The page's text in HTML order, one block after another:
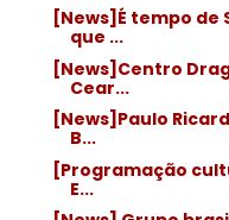
[News]É tempo de
que ...
[News]Centro
Cear...
[News]Paulo
B...
[Programação
E...